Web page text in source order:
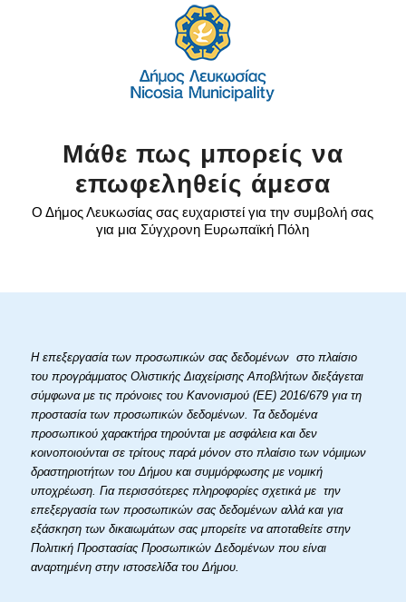
Μάθε πως μπορείς να
επωφεληθείς άμεσα
Ο Δήμος Λευκωσίας σας ευχαριστεί για την συμβολή σας
για μια Σύγχρονη Ευρωπαϊκή Πόλη
Η επεξεργασία των προσωπικών σας δεδομένων στο πλαίσιο
του προγράμματος Ολιστικής Διαχείρισης Αποβλήτων διεξάγεται
σύμφωνα με τις πρόνοιες του Κανονισμού (ΕΕ) 2016/679 για τη
προστασία των προσωπικών δεδομένων. Τα δεδομένα
προσωπικού χαρακτήρα τηρούνται με ασφάλεια και δεν
κοινοποιούνται σε τρίτους παρά μόνον στο πλαίσιο των νόμιμων
δραστηριοτήτων του Δήμου και συμμόρφωσης με νομική
υποχρέωση. Για περισσότερες πληροφορίες σχετικά με την
επεξεργασία των προσωπικών σας δεδομένων αλλά και για
εξάσκηση των δικαιωμάτων σας μπορείτε να αποταθείτε στην
Πολιτική Προστασίας Προσωπικών Δεδομένων που είναι
αναρτημένη στην ιστοσελίδα του Δήμου.